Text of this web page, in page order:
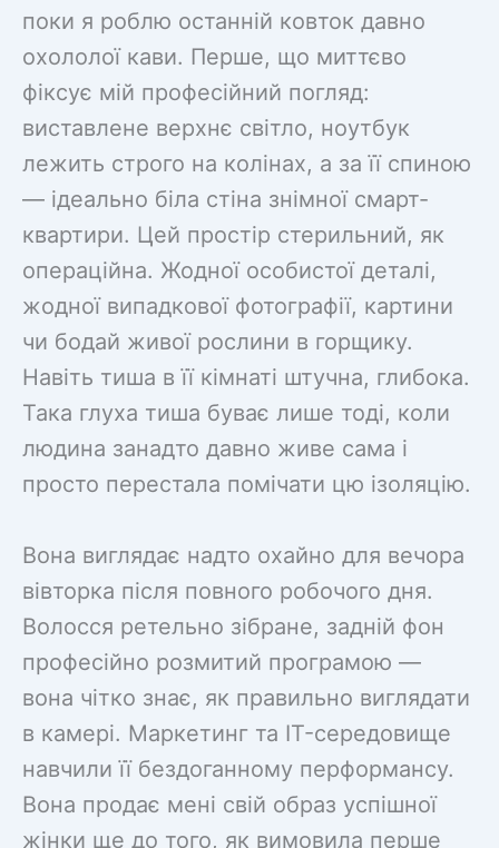
поки я роблю останній ковток давно
охололої кави. Перше, що миттєво
фіксує мій професійний погляд:
виставлене верхнє світло, ноутбук
лежить строго на колінах, а за її спиною
— ідеально біла стіна знімної смарт-
квартири. Цей простір стерильний, як
операційна. Жодної особистої деталі,
жодної випадкової фотографії, картини
чи бодай живої рослини в горщику.
Навіть тиша в її кімнаті штучна, глибока.
Така глуха тиша буває лише тоді, коли
людина занадто давно живе сама і
просто перестала помічати цю ізоляцію.
Вона виглядає надто охайно для вечора
вівторка після повного робочого дня.
Волосся ретельно зібране, задній фон
професійно розмитий програмою —
вона чітко знає, як правильно виглядати
в камері. Маркетинг та IT-середовище
навчили її бездоганному перформансу.
Вона продає мені свій образ успішної
жінки ще до того, як вимовила перше